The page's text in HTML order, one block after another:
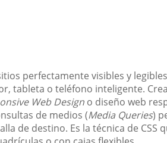
perfectamente visibles y
tableta o teléfono inteligente.
Web Design o diseño web
de medios (Media Queries)
de destino. Es la técnica de CSS